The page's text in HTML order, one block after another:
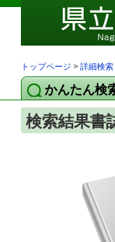
トップページ > 詳細検索
かんたん検
検索結果書